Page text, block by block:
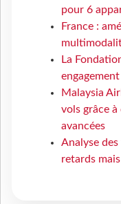
pour 6
France :
La
Malaysia
vols grâce
avancées
Analyse
retards